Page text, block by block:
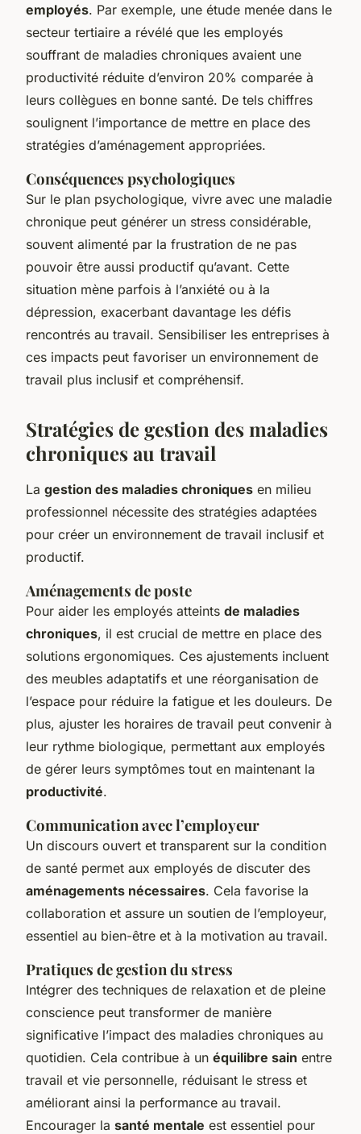
employés. Par exemple, une étude menée dans le
secteur tertiaire a révélé que les employés
souffrant de maladies chroniques avaient une
productivité réduite d’environ 20% comparée à
leurs collègues en bonne santé. De tels chiffres
soulignent l’importance de mettre en place des
stratégies d’aménagement appropriées.
Conséquences psychologiques
Sur le plan psychologique, vivre avec une maladie
chronique peut générer un stress considérable,
souvent alimenté par la frustration de ne pas
pouvoir être aussi productif qu’avant. Cette
situation mène parfois à l’anxiété ou à la
dépression, exacerbant davantage les défis
rencontrés au travail. Sensibiliser les entreprises à
ces impacts peut favoriser un environnement de
travail plus inclusif et compréhensif.
Stratégies de gestion des maladies
chroniques au travail
La gestion des maladies chroniques en milieu
professionnel nécessite des stratégies adaptées
pour créer un environnement de travail inclusif et
productif.
Aménagements de poste
Pour aider les employés atteints de maladies
chroniques, il est crucial de mettre en place des
solutions ergonomiques. Ces ajustements incluent
des meubles adaptatifs et une réorganisation de
l’espace pour réduire la fatigue et les douleurs. De
plus, ajuster les horaires de travail peut convenir à
leur rythme biologique, permettant aux employés
de gérer leurs symptômes tout en maintenant la
productivité.
Communication avec l’employeur
Un discours ouvert et transparent sur la condition
de santé permet aux employés de discuter des
aménagements nécessaires. Cela favorise la
collaboration et assure un soutien de l’employeur,
essentiel au bien-être et à la motivation au travail.
Pratiques de gestion du stress
Intégrer des techniques de relaxation et de pleine
conscience peut transformer de manière
significative l’impact des maladies chroniques au
quotidien. Cela contribue à un équilibre sain entre
travail et vie personnelle, réduisant le stress et
améliorant ainsi la performance au travail.
Encourager la santé mentale est essentiel pour